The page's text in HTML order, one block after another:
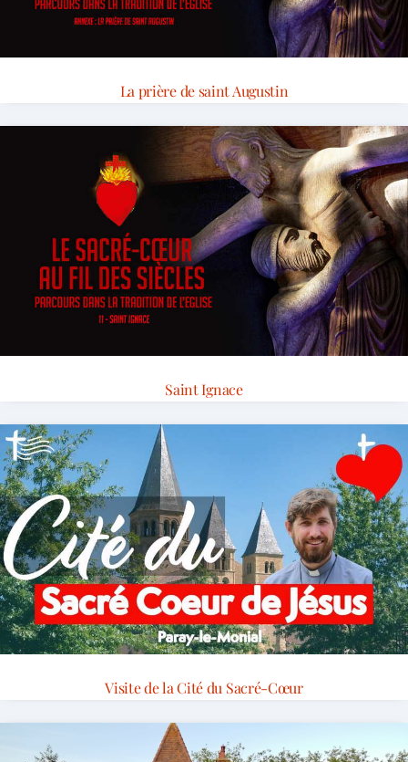
La prière de saint Augustin
Saint Ignace
Visite de la Cité du Sacré-Cœur